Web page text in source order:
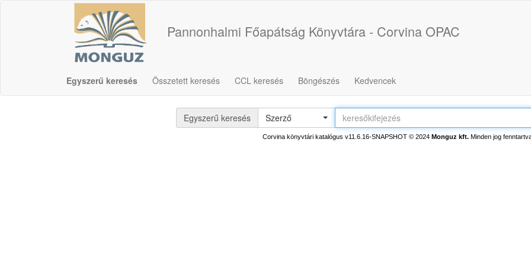
Pannonhalmi Főapátság Könyvtára - Corvina OPAC
Egyszerű keresés Összetett keresés CCL keresés Böngészés Kedvencek
Egyszerű keresés Szerző
Corvina könyvtári katalógus v11.6.16-SNAPSHOT © 2024 Monguz kft. Minden jog